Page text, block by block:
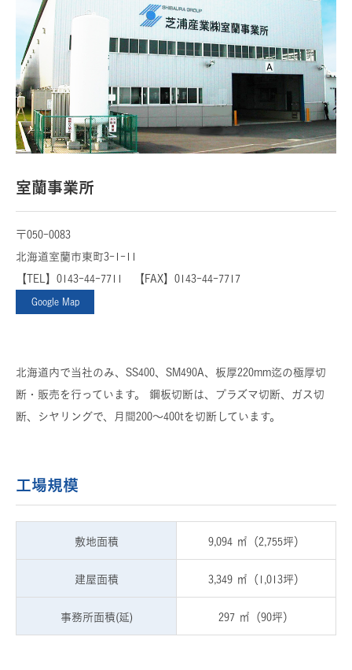
室蘭事業所
〒050-0083
北海道室蘭市東町3-1-11
【TEL】0143-44-7711 【FAX】0143-44-7717
Google Map
北海道内で当社のみ、SS400、SM490A、板厚220mm迄の極厚切
断・販売を行っています。 鋼板切断は、プラズマ切断、ガス切
断、シヤリングで、月間200～400tを切断しています。
工場規模
敷地面積 9,094 ㎡ （2,755坪）
建屋面積 3,349 ㎡ （1,013坪）
事務所面積(延) 297 ㎡ （90坪）